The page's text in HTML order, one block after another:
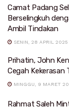
Camat Padang
Berselingkuh
Ambil Tindakan
SENIN, 28 APRIL
Prihatin, John
Cegah Kekerasan
MINGGU, 9 MARET
Rahmat Saleh